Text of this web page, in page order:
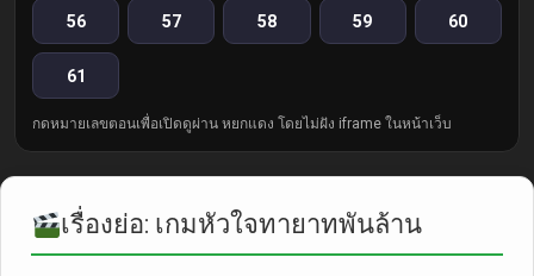
56 57 58 59 60
61
กดหมายเลขตอนเพื่อเปิดดูผ่าน หยกแดง โดยไม่ฝัง iframe ในหน้าเว็บ
เรื่องย่อ: เกมหัวใจทายาทพันล้าน